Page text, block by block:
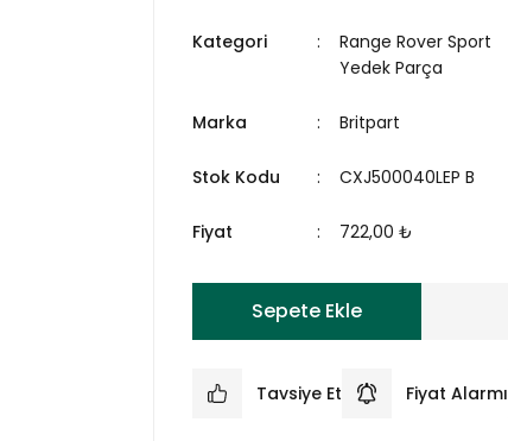
Kategori
Range Rover Sport
Yedek Parça
Marka Britpart
Stok Kodu CXJ500040LEP B
Fiyat 722,00 ₺
Sepete Ekle
Tavsiye Et Fiyat Alarmı